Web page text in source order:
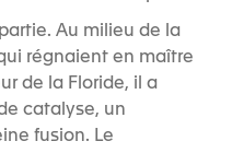
Au milieu de la
régnaient en maître
de la Floride, il a
catalyse, un
fusion. Le